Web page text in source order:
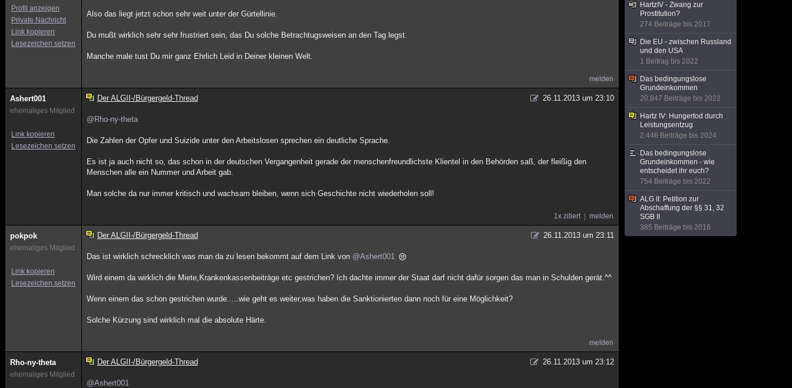
Profil anzeigen
Private Nachricht
Link kopieren
Lesezeichen setzen
Also das liegt jetzt schon sehr weit unter der Gürtellinie.
Du mußt wirklich sehr sehr frustriert sein, das Du solche Betrachtugsweisen an den Tag legst.
Manche male tust Du mir ganz Ehrlich Leid in Deiner kleinen Welt.
melden
Ashert001
ehemaliges Mitglied
Link kopieren
Lesezeichen setzen
Der ALGII-/Bürgergeld-Thread 26.11.2013 um 23:10
@Rho-ny-theta
Die Zahlen der Opfer und Suizide unter den Arbeitslosen sprechen ein deutliche Sprache.
Es ist ja auch nicht so, das schon in der deutschen Vergangenheit gerade der menschenfreundlichste Klientel in den Behörden saß, der fleißig den
Menschen alle ein Nummer und Arbeit gab.
Man solche da nur immer kritisch und wachsam bleiben, wenn sich Geschichte nicht wiederholen soll!
1x zitiert melden
pokpok
ehemaliges Mitglied
Link kopieren
Lesezeichen setzen
Der ALGII-/Bürgergeld-Thread 26.11.2013 um 23:11
Das ist wirklich schrecklich was man da zu lesen bekommt auf dem Link von @Ashert001
Wird einem da wirklich die Miete,Krankenkassenbeiträge etc gestrichen? Ich dachte immer der Staat darf nicht dafür sorgen das man in Schulden gerät.^^
Wenn einem das schon gestrichen wurde.....wie geht es weiter,was haben die Sanktionierten dann noch für eine Möglichkeit?
Solche Kürzung sind wirklich mal die absolute Härte.
melden
Rho-ny-theta
ehemaliges Mitglied
Der ALGII-/Bürgergeld-Thread 26.11.2013 um 23:12
@Ashert001
HartzIV - Zwang zur
Prostitution?
274 Beiträge bis 2017
Die EU - zwischen Russland
und den USA
1 Beitrag bis 2022
Das bedingungslose
Grundeinkommen
20.847 Beiträge bis 2022
Hartz IV: Hungertod durch
Leistungsentzug
2.446 Beiträge bis 2024
Das bedingungslose
Grundeinkommen - wie
entscheidet ihr euch?
754 Beiträge bis 2022
ALG II: Petition zur
Abschaffung der §§ 31, 32
SGB II
385 Beiträge bis 2016